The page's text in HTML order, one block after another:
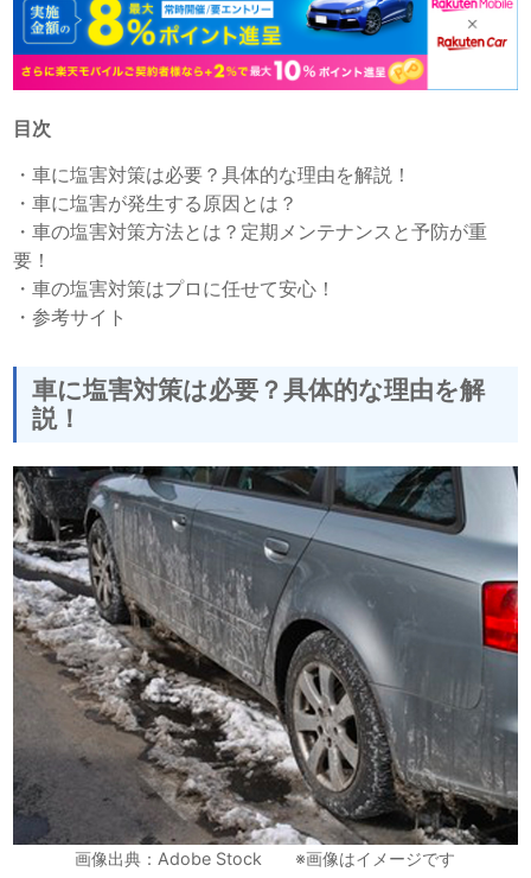
目次
・車に塩害対策は必要？具体的な理由を解説！
・車に塩害が発生する原因とは？
・車の塩害対策方法とは？定期メンテナンスと予防が重
要！
・車の塩害対策はプロに任せて安心！
・参考サイト
車に塩害対策は必要？具体的な理由を解
説！
画像出典：Adobe Stock ※画像はイメージです